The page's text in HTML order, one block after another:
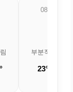
08/13 (목)
부분적으로 흐
23° / 34.8°